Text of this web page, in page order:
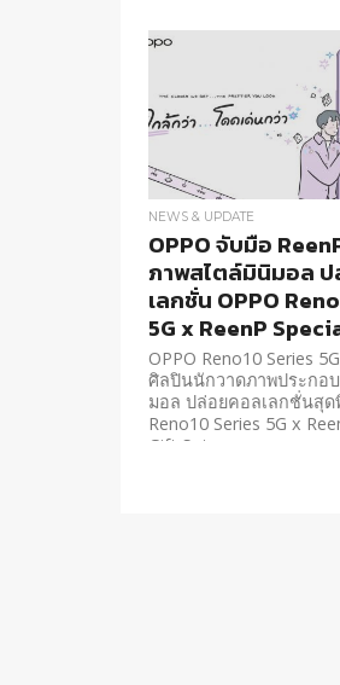
NEWS & UPDATE
OPPO จับมือ
ภาพสไตล์มินิมอล
เลกชั่น OPPO
5G x ReenP
OPPO Reno10 Series
ศิลปินนักวาดภาพประกอ
มอล ปล่อยคอลเลกชั่นสุด
Reno10 Series 5G x
Gift Set